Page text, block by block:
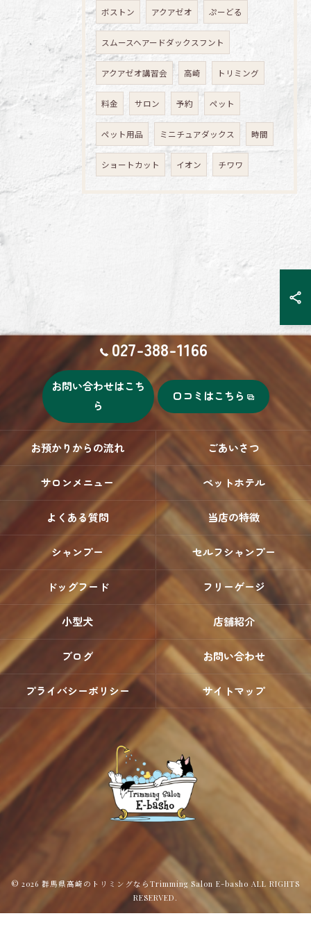
ボストン アクアゼオ ぷーどる
スムースヘアードダックスフント
アクアゼオ講習会 高崎 トリミング
料金 サロン 予約 ペット
ペット用品 ミニチュアダックス 時間
ショートカット イオン チワワ
027-388-1166
お問い合わせはこち
ら
口コミはこちら
お預かりからの流れ ごあいさつ
サロンメニュー ペットホテル
よくある質問 当店の特徴
シャンプー セルフシャンプー
ドッグフード フリーゲージ
小型犬 店舗紹介
ブログ お問い合わせ
プライバシーポリシー サイトマップ
© 2026 群馬県高崎のトリミングならTrimming Salon E-basho ALL RIGHTS
RESERVED.